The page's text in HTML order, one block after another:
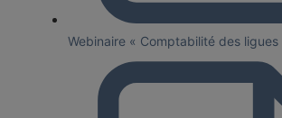
Webinaire « Comptabilité des ligues